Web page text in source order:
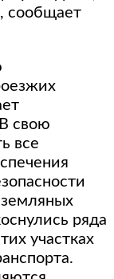
сообщает
свою
все
ряда
участках